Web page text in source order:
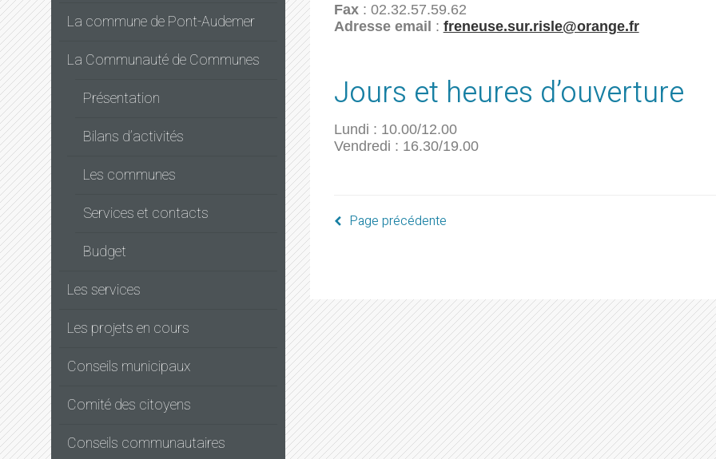
La commune de Pont-Audemer
La Communauté de Communes
Présentation
Bilans d’activités
Les communes
Services et contacts
Budget
Les services
Les projets en cours
Conseils municipaux
Comité des citoyens
Conseils communautaires
Fax: 02.32.57.59.62
Adresse email : freneuse.sur.risle@orange.fr
Jours et heures d’ouverture
Lundi : 10.00/12.00
Vendredi : 16.30/19.00
Page précédente